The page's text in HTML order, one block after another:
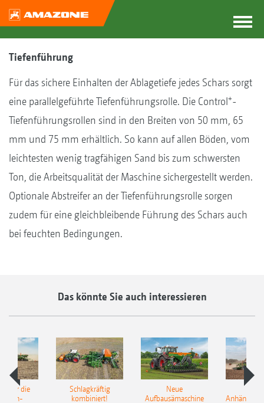
Tiefenführung
Für das sichere Einhalten der Ablagetiefe jedes Schars sorgt
eine parallelgeführte Tiefenführungsrolle. Die Control+-
Tiefenführungsrollen sind in den Breiten von 50 mm, 65
mm und 75 mm erhältlich. So kann auf allen Böden, vom
leichtesten wenig tragfähigen Sand bis zum schwersten
Ton, die Arbeitsqualität der Maschine sichergestellt werden.
Optionale Abstreifer an der Tiefenführungsrolle sorgen
zudem für eine gleichbleibende Führung des Schars auch
bei feuchten Bedingungen.
Das könnte Sie auch interessieren
für die
Schlagkräftig
kombiniert!
Neue
Aufbausämaschine